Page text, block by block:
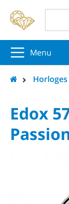
Menu
Horloges
Edox